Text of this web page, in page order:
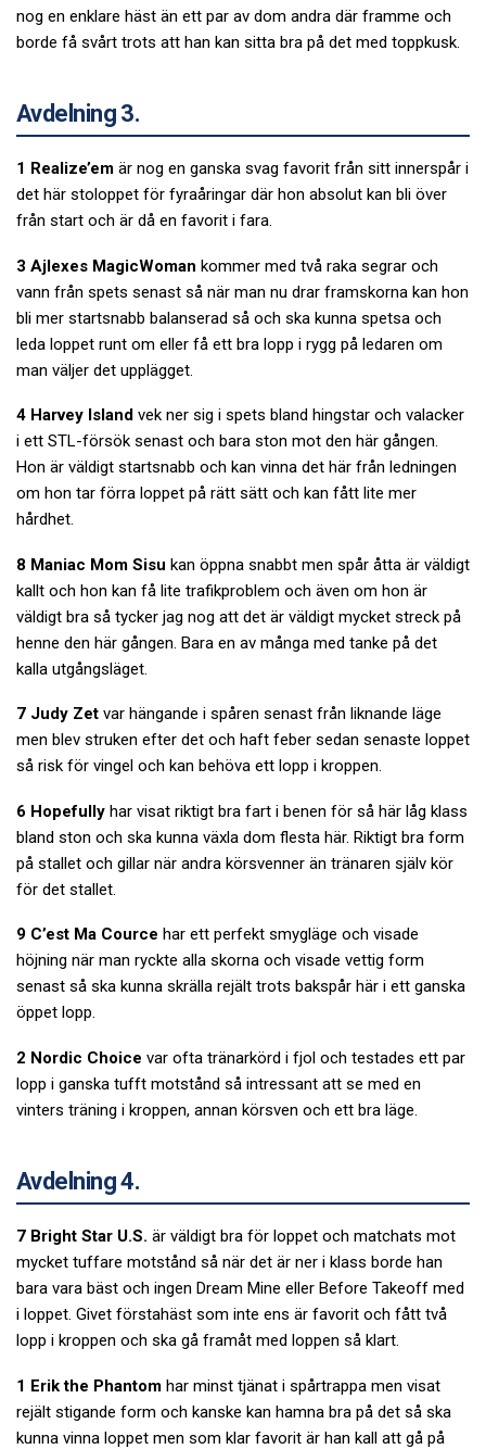
nog en enklare häst än ett par av dom andra där framme och
borde få svårt trots att han kan sitta bra på det med toppkusk.
Avdelning 3.
1 Realize’em är nog en ganska svag favorit från sitt innerspår i
det här stoloppet för fyraåringar där hon absolut kan bli över
från start och är då en favorit i fara.
3 Ajlexes MagicWoman kommer med två raka segrar och
vann från spets senast så när man nu drar framskorna kan hon
bli mer startsnabb balanserad så och ska kunna spetsa och
leda loppet runt om eller få ett bra lopp i rygg på ledaren om
man väljer det upplägget.
4 Harvey Island vek ner sig i spets bland hingstar och valacker
i ett STL-försök senast och bara ston mot den här gången.
Hon är väldigt startsnabb och kan vinna det här från ledningen
om hon tar förra loppet på rätt sätt och kan fått lite mer
hårdhet.
8 Maniac Mom Sisu kan öppna snabbt men spår åtta är väldigt
kallt och hon kan få lite trafikproblem och även om hon är
väldigt bra så tycker jag nog att det är väldigt mycket streck på
henne den här gången. Bara en av många med tanke på det
kalla utgångsläget.
7 Judy Zet var hängande i spåren senast från liknande läge
men blev struken efter det och haft feber sedan senaste loppet
så risk för vingel och kan behöva ett lopp i kroppen.
6 Hopefully har visat riktigt bra fart i benen för så här låg klass
bland ston och ska kunna växla dom flesta här. Riktigt bra form
på stallet och gillar när andra körsvenner än tränaren själv kör
för det stallet.
9 C’est Ma Cource har ett perfekt smygläge och visade
höjning när man ryckte alla skorna och visade vettig form
senast så ska kunna skrälla rejält trots bakspår här i ett ganska
öppet lopp.
2 Nordic Choice var ofta tränarkörd i fjol och testades ett par
lopp i ganska tufft motstånd så intressant att se med en
vinters träning i kroppen, annan körsven och ett bra läge.
Avdelning 4.
7 Bright Star U.S. är väldigt bra för loppet och matchats mot
mycket tuffare motstånd så när det är ner i klass borde han
bara vara bäst och ingen Dream Mine eller Before Takeoff med
i loppet. Givet förstahäst som inte ens är favorit och fått två
lopp i kroppen och ska gå framåt med loppen så klart.
1 Erik the Phantom har minst tjänat i spårtrappa men visat
rejält stigande form och kanske kan hamna bra på det så ska
kunna vinna loppet men som klar favorit är han kall att gå på